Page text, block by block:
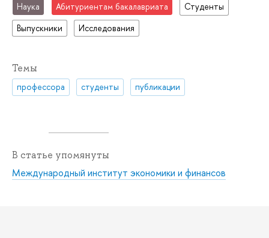
Наука Абитуриентам бакалавриата
Студенты
Выпускники
Исследования
Темы
профессора студенты публикации
В статье упомянуты
Международный институт экономики и финансов